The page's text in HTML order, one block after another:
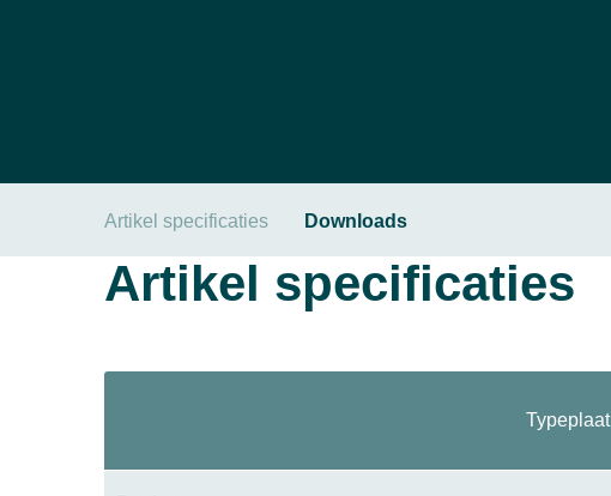
Artikel specificaties Downloads
Artikel specificaties
Typeplaat